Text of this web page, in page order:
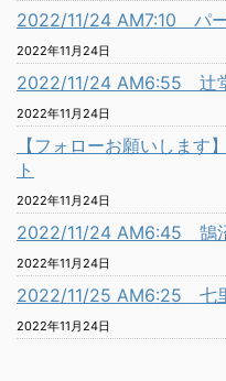
2022/11/24 AM7:10 パ
2022年11月24日
2022/11/24 AM6:55 辻
2022年11月24日
【フォローお願いします
ト
2022年11月24日
2022/11/24 AM6:45 鵠
2022年11月24日
2022/11/25 AM6:25 七
2022年11月24日